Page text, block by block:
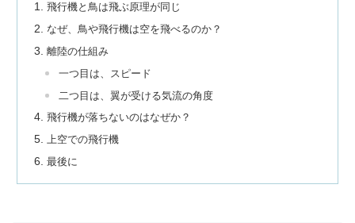
飛行機と鳥は飛ぶ原理が同じ
なぜ、鳥や飛行機は空を飛べるのか？
離陸の仕組み
一つ目は、スピード
二つ目は、翼が受ける気流の角度
飛行機が落ちないのはなぜか？
上空での飛行機
最後に